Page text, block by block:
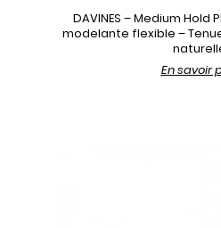
DAVINES – Medium Hold
modelante flexible –
En savoir